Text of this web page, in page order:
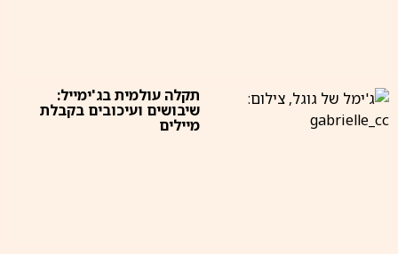
תקלה עולמית בג'ימייל:
שיבושים ועיכובים בקבלת
מיילים